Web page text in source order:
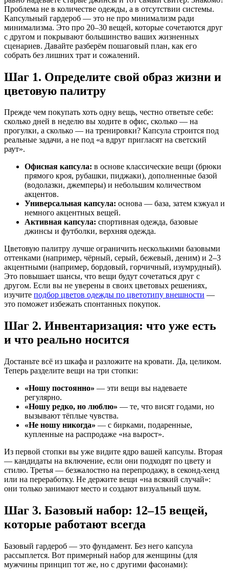
Проблема не в количестве одежды, а в отсутствии системы.
Капсульный гардероб — это не про минимализм ради
минимализма. Это про 20–30 вещей, которые сочетаются друг
с другом и покрывают большинство ваших жизненных
сценариев. Давайте разберём пошаговый план, как его
собрать без лишних трат и сожалений.
Шаг 1. Определите свой образ жизни и
цветовую палитру
Прежде чем покупать хоть одну вещь, честно ответьте себе:
сколько дней в неделю вы ходите в офис, сколько — на
прогулки, а сколько — на тренировки? Капсула строится под
реальные задачи, а не под «а вдруг пригласят на светский
раут».
Офисная капсула: в основе классические вещи (брюки
прямого кроя, рубашки, пиджаки), дополненные базой
(водолазки, джемперы) и небольшим количеством
акцентов.
Универсальная капсула: основа — база, затем кэжуал и
немного акцентных вещей.
Активная капсула: спортивная одежда, базовые
джинсы и футболки, верхняя одежда.
Цветовую палитру лучше ограничить несколькими базовыми
оттенками (например, чёрный, серый, бежевый, деним) и 2–3
акцентными (например, бордовый, горчичный, изумрудный).
Это повышает шансы, что вещи будут сочетаться друг с
другом. Если вы не уверены в своих цветовых решениях,
изучите подбор цветов одежды по цветотипу внешности —
это поможет избежать спонтанных покупок.
Шаг 2. Инвентаризация: что уже есть
и что реально носится
Достаньте всё из шкафа и разложите на кровати. Да, целиком.
Теперь разделите вещи на три стопки:
«Ношу постоянно» — эти вещи вы надеваете
регулярно.
«Ношу редко, но люблю» — те, что висят годами, но
вызывают тёплые чувства.
«Не ношу никогда» — с бирками, подаренные,
купленные на распродаже «на вырост».
Из первой стопки вы уже видите ядро вашей капсулы. Вторая
— кандидаты на включение, если они подходят по цвету и
стилю. Третья — безжалостно на перепродажу, в секонд-хенд
или на переработку. Не держите вещи «на всякий случай»:
они только занимают место и создают визуальный шум.
Шаг 3. Базовый набор: 12–15 вещей,
которые работают всегда
Базовый гардероб — это фундамент. Без него капсула
рассыплется. Вот примерный набор для женщины (для
мужчины принцип тот же, но с другими фасонами):